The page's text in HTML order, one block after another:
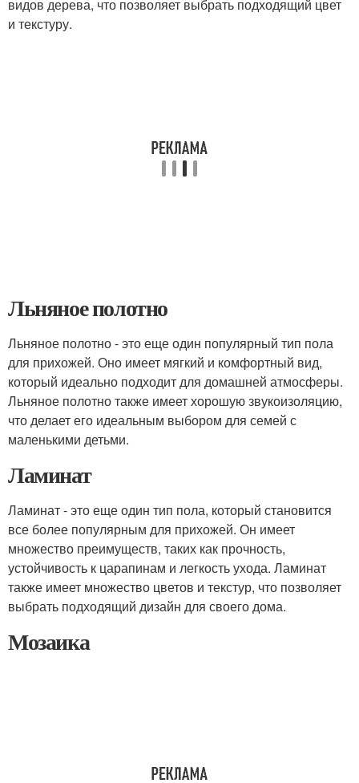
видов дерева, что позволяет выбрать подходящий цвет
и текстуру.
Льняное полотно
Льняное полотно - это еще один популярный тип пола
для прихожей. Оно имеет мягкий и комфортный вид,
который идеально подходит для домашней атмосферы.
Льняное полотно также имеет хорошую звукоизоляцию,
что делает его идеальным выбором для семей с
маленькими детьми.
Ламинат
Ламинат - это еще один тип пола, который становится
все более популярным для прихожей. Он имеет
множество преимуществ, таких как прочность,
устойчивость к царапинам и легкость ухода. Ламинат
также имеет множество цветов и текстур, что позволяет
выбрать подходящий дизайн для своего дома.
Мозаика